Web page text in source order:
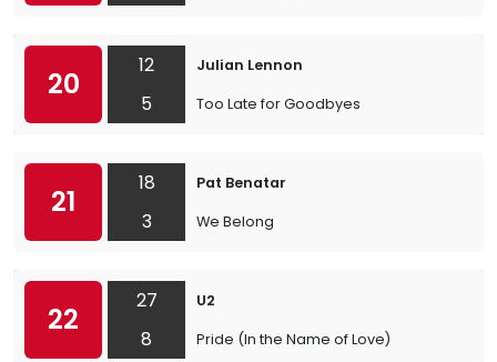
20
12
5
Julian Lennon
Too Late for Goodbyes
21
18
3
Pat Benatar
We Belong
22
27
8
U2
Pride (In the Name of Love)